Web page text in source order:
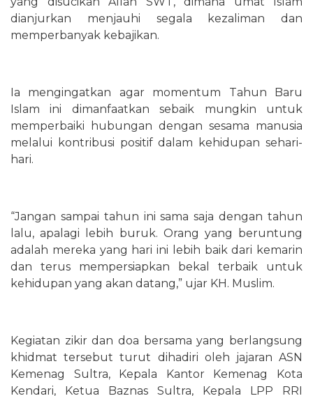
dianjurkan menjauhi segala kezaliman dan
memperbanyak kebajikan.
Ia mengingatkan agar momentum Tahun Baru
Islam ini dimanfaatkan sebaik mungkin untuk
memperbaiki hubungan dengan sesama manusia
melalui kontribusi positif dalam kehidupan sehari-
hari.
“Jangan sampai tahun ini sama saja dengan tahun
lalu, apalagi lebih buruk. Orang yang beruntung
adalah mereka yang hari ini lebih baik dari kemarin
dan terus mempersiapkan bekal terbaik untuk
kehidupan yang akan datang,” ujar KH. Muslim.
Kegiatan zikir dan doa bersama yang berlangsung
khidmat tersebut turut dihadiri oleh jajaran ASN
Kemenag Sultra, Kepala Kantor Kemenag Kota
Kendari, Ketua Baznas Sultra, Kepala LPP RRI